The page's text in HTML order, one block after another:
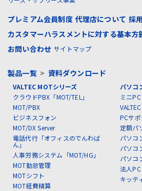
プレミアム会員制度 代理店について 採
カスタマーハラスメントに対する基本方
お問い合わせ サイトマップ
製品一覧> 資料ダウンロード
VALTEC MOTシリーズ
クラウドPBX「MOT/TEL」
MOT/PBX
ビジネスフォン
MOT/DX Server
電話代行「オフィスのでんわば
ん」
人事労務システム「MOT/HG」
MOT勤怠管理
MOTシフト
MOT経費精算
パソコ
ミニPC
PCサ
定額パ
パソコ
パソコ
パソコ
法人
キッテ